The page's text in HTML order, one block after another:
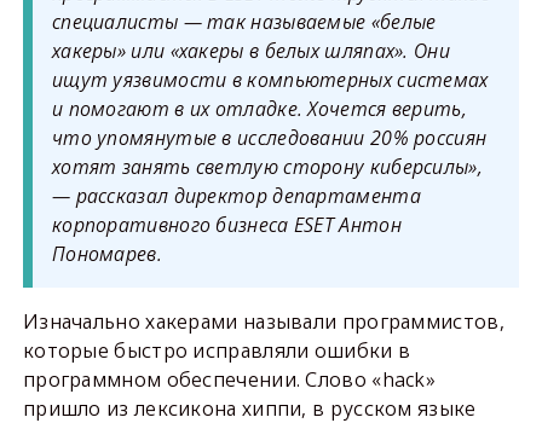
специалисты — так называемые «белые
хакеры» или «хакеры в белых шляпах». Они
ищут уязвимости в компьютерных системах
и помогают в их отладке. Хочется верить,
что упомянутые в исследовании 20% россиян
хотят занять светлую сторону киберсилы»,
— рассказал директор департамента
корпоративного бизнеса ESET Антон
Пономарев.
Изначально хакерами называли программистов,
которые быстро исправляли ошибки в
программном обеспечении. Слово «hack»
пришло из лексикона хиппи, в русском языке